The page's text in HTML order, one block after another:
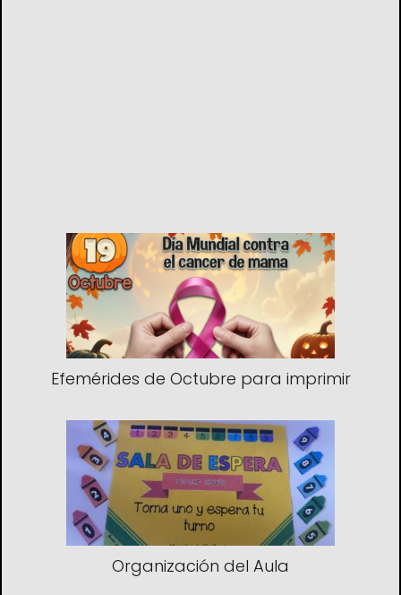
Efemérides de Octubre para imprimir
Organización del Aula